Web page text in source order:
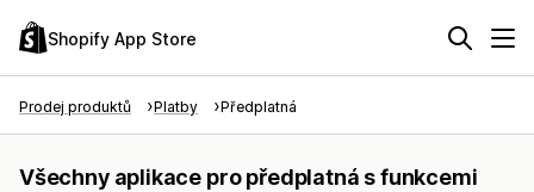
Shopify App Store
Prodej produktů Platby Předplatná
Všechny aplikace pro předplatná s funkcemi